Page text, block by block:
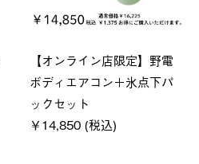
【オンライン店限定】野電
ボディエアコン＋氷点下パ
ックセット
￥14,850 (税込)